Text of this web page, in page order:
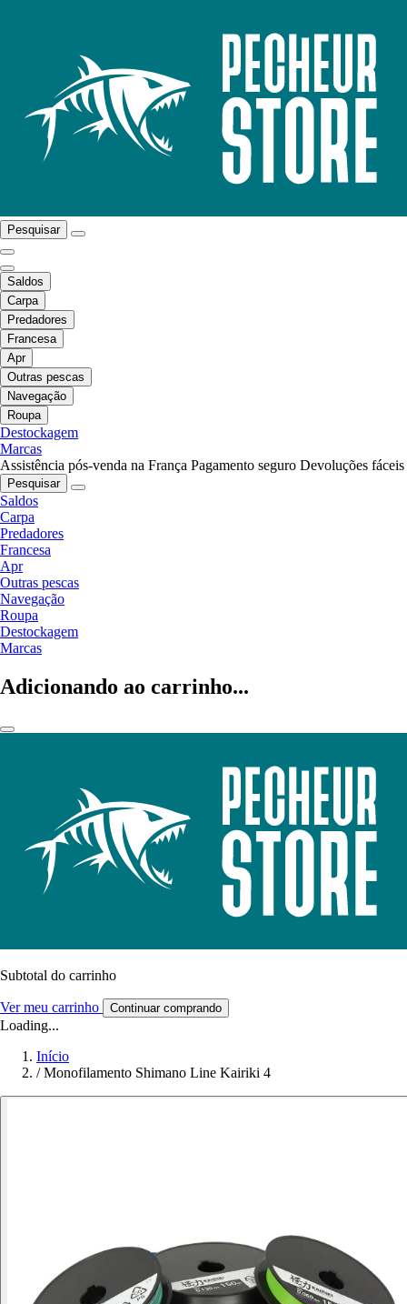
Pesquisar
Saldos
Carpa
Predadores
Francesa
Apr
Outras pescas
Navegação
Roupa
Destockagem
Marcas
Assistência pós-venda na França Pagamento seguro Devoluções fáceis
Pesquisar
Saldos
Carpa
Predadores
Francesa
Apr
Outras pescas
Navegação
Roupa
Destockagem
Marcas
Adicionando ao carrinho...
Subtotal do carrinho
Ver meu carrinho Continuar comprando
Loading...
Início
/ Monofilamento Shimano Line Kairiki 4